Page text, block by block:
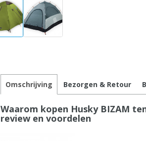
Omschrijving Bezorgen & Retour
Waarom kopen Husky BIZAM
review en voordelen